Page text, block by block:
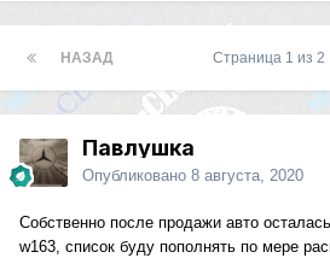
НАЗАД Страница 1 из 2
Павлушка
Опубликовано 8 августа, 2020
Собственно после продажи авто
w163, список буду пополнять по мере